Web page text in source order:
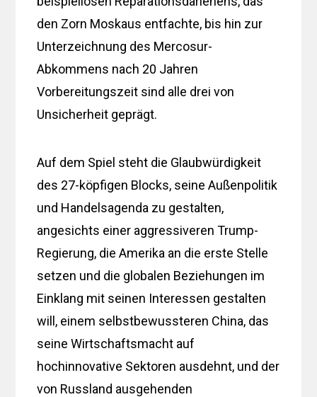
den Zorn Moskaus entfachte, bis hin zur
Unterzeichnung des Mercosur-
Abkommens nach 20 Jahren
Vorbereitungszeit sind alle drei von
Unsicherheit geprägt.
Auf dem Spiel steht die Glaubwürdigkeit
des 27-köpfigen Blocks, seine Außenpolitik
und Handelsagenda zu gestalten,
angesichts einer aggressiveren Trump-
Regierung, die Amerika an die erste Stelle
setzen und die globalen Beziehungen im
Einklang mit seinen Interessen gestalten
will, einem selbstbewussteren China, das
seine Wirtschaftsmacht auf
hochinnovative Sektoren ausdehnt, und der
von Russland ausgehenden